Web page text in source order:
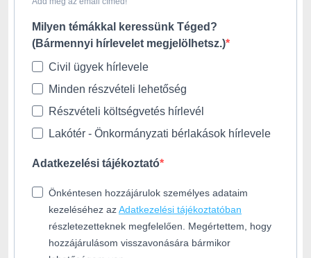
Milyen témákkal keressünk Téged?
(Bármennyi hírlevelet megjelölhetsz.)
Civil ügyek hírlevele
Minden részvételi lehetőség
Részvételi költségvetés hírlevél
Lakótér - Önkormányzati bérlakások hírlevele
Adatkezelési tájékoztató
Önkéntesen hozzájárulok személyes adataim
kezeléséhez azAdatkezelési tájékoztatóban
részletezetteknek megfelelően. Megértettem, hogy
hozzájárulásom visszavonására bármikor